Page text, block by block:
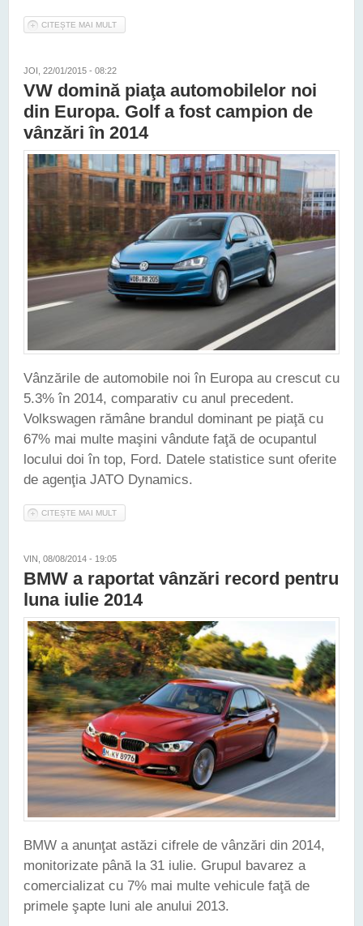
CITEȘTE MAI MULT
JOI, 22/01/2015 - 08:22
VW domină piaţa automobilelor noi
din Europa. Golf a fost campion de
vânzări în 2014
Vânzările de automobile noi în Europa au crescut cu
5.3% în 2014, comparativ cu anul precedent.
Volkswagen rămâne brandul dominant pe piaţă cu
67% mai multe maşini vândute faţă de ocupantul
locului doi în top, Ford. Datele statistice sunt oferite
de agenţia JATO Dynamics.
CITEȘTE MAI MULT
VIN, 08/08/2014 - 19:05
BMW a raportat vânzări record pentru
luna iulie 2014
BMW a anunţat astăzi cifrele de vânzări din 2014,
monitorizate până la 31 iulie. Grupul bavarez a
comercializat cu 7% mai multe vehicule faţă de
primele şapte luni ale anului 2013.